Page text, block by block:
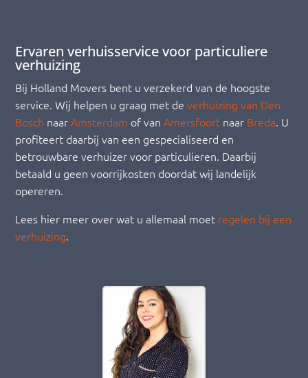
Ervaren verhuisservice voor particuliere
verhuizing
Bij Holland Movers bent u verzekerd van de hoogste
service. Wij helpen u graag met deverhuizing van Den
Bosch naarAmsterdam of vanAmersfoort naar Breda. U
profiteert daarbij van een gespecialiseerd en
betrouwbare verhuizer voor particulieren. Daarbij
betaald u geen voorrijkosten doordat wij landelijk
opereren.
Lees hier meer over wat u allemaal moet regelen bij een
verhuizing.